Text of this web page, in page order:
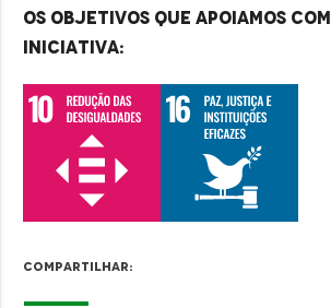
Os objetivos que apoiamos
iniciativa:
Compartilhar: